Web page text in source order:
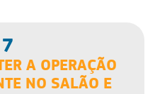
A OPERAÇÃO
NO SALÃO E